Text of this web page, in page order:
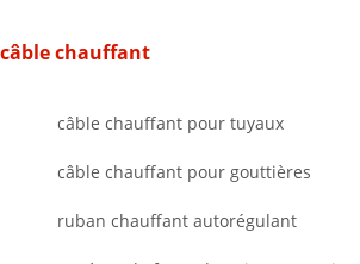
câble chauffant
câble chauffant pour tuyaux
câble chauffant pour gouttières
ruban chauffant autorégulant